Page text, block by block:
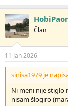
HobiPaor
Član
11 Jan 2026
sinisa1979 je
Ni meni nije stiglo
nisam šlogiro